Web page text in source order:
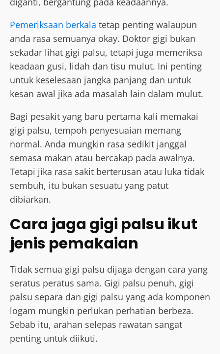
Pemeriksaan berkala tetap penting walaupun
anda rasa semuanya okay. Doktor gigi bukan
sekadar lihat gigi palsu, tetapi juga memeriksa
keadaan gusi, lidah dan tisu mulut. Ini penting
untuk keselesaan jangka panjang dan untuk
kesan awal jika ada masalah lain dalam mulut.
Bagi pesakit yang baru pertama kali memakai
gigi palsu, tempoh penyesuaian memang
normal. Anda mungkin rasa sedikit janggal
semasa makan atau bercakap pada awalnya.
Tetapi jika rasa sakit berterusan atau luka tidak
sembuh, itu bukan sesuatu yang patut
dibiarkan.
Cara jaga gigi palsu ikut
jenis pemakaian
Tidak semua gigi palsu dijaga dengan cara yang
seratus peratus sama. Gigi palsu penuh, gigi
palsu separa dan gigi palsu yang ada komponen
logam mungkin perlukan perhatian berbeza.
Sebab itu, arahan selepas rawatan sangat
penting untuk diikuti.